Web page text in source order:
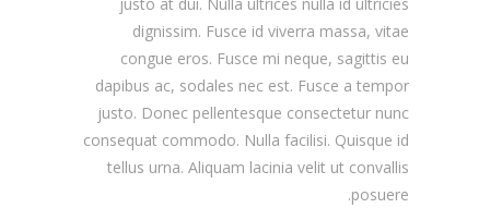
dignissim. Fusce id viverra massa, vitae
congue eros. Fusce mi neque, sagittis eu
dapibus ac, sodales nec est. Fusce a tempor
justo. Donec pellentesque consectetur nunc
consequat commodo. Nulla facilisi. Quisque id
tellus urna. Aliquam lacinia velit ut convallis
posuere.